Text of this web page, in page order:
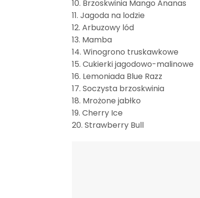
10. Brzoskwinia Mango Ananas
11. Jagoda na lodzie
12. Arbuzowy lód
13. Mamba
14. Winogrono truskawkowe
15. Cukierki jagodowo-malinowe
16. Lemoniada Blue Razz
17. Soczysta brzoskwinia
18. Mrożone jabłko
19. Cherry Ice
20. Strawberry Bull